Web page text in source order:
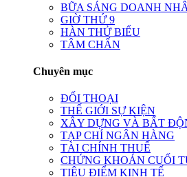
BỮA SÁNG DOANH
GIỜ THỨ 9
HÀN THỬ BIỂU
TÂM CHẤN
Chuyên mục
ĐỐI THOẠI
THẾ GIỚI SỰ KIỆN
XÂY DỰNG VÀ BẤT
TẠP CHÍ NGÂN HÀNG
TÀI CHÍNH THUẾ
CHỨNG KHOÁN CUỐI
TIÊU ĐIỂM KINH TẾ